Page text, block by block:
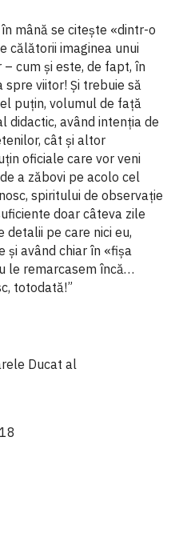
mână se citește «dintr-o
călătorii imaginea unui
cum și este, de fapt, în
viitor! Și trebuie să
puțin, volumul de față
didactic, având intenția de
cât și altor
oficiale care vor veni
a zăbovi pe acolo cel
spiritului de observație
doar câteva zile
detalii pe care nici eu,
și având chiar în «fișa
le remarcasem încă…
totodată!”
Ducat al